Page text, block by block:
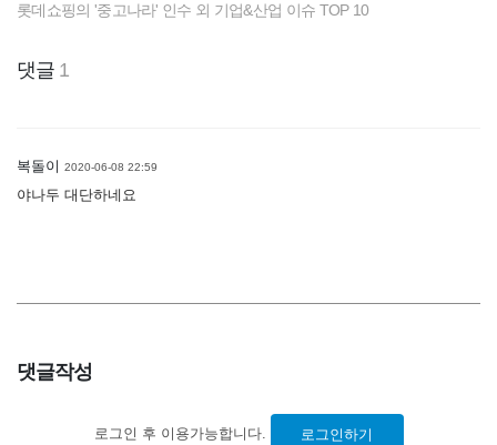
롯데쇼핑의 '중고나라' 인수 외 기업&산업 이슈 TOP 10
댓글 1
복돌이 2020-06-08 22:59
야나두 대단하네요
댓글작성
로그인 후 이용가능합니다. 로그인하기